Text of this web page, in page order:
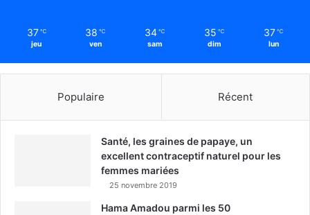
37 ℃
jeu
38 ℃
ven
34 ℃
sam
35 ℃
dim
37 ℃
lun
Populaire Récent
Santé, les graines de papaye, un
excellent contraceptif naturel pour les
femmes mariées
25 novembre 2019
Hama Amadou parmi les 50